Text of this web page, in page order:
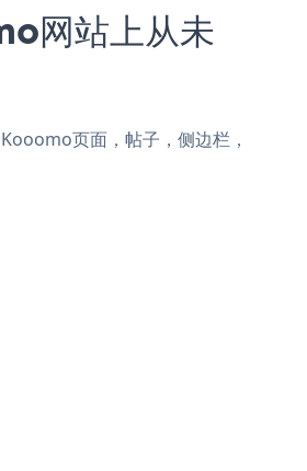
网站上从未
页面，帖子，侧边栏，